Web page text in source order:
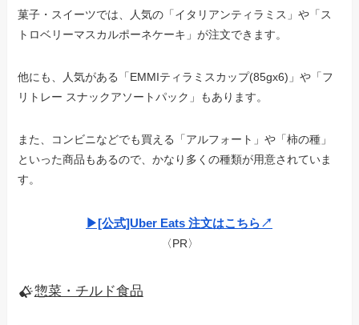
菓子・スイーツでは、人気の「イタリアンティラミス」や「ス
トロベリーマスカルポーネケーキ」が注文できます。
他にも、人気がある「EMMIティラミスカップ(85gx6)」や「フ
リトレー スナックアソートパック」もあります。
また、コンビニなどでも買える「アルフォート」や「柿の種」
といった商品もあるので、かなり多くの種類が用意されていま
す。
▶︎[公式]Uber Eats 注文はこちら↗︎
〈PR〉
惣菜・チルド食品